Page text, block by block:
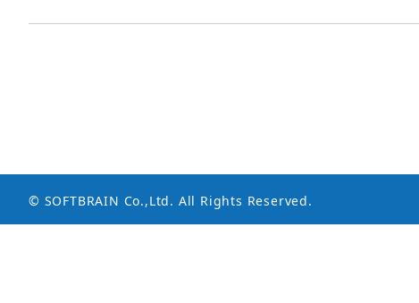
© SOFTBRAIN Co.,Ltd. All Rights Reserved.